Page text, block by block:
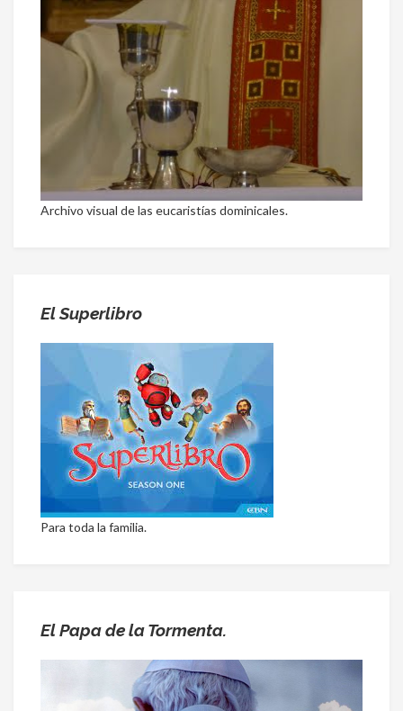
Archivo visual de las eucaristías dominicales.
El Superlibro
Para toda la familia.
El Papa de la Tormenta.